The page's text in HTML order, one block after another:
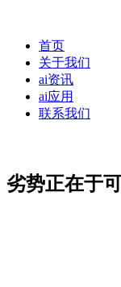
首页
关于我们
ai资讯
ai应用
联系我们
劣势正在于